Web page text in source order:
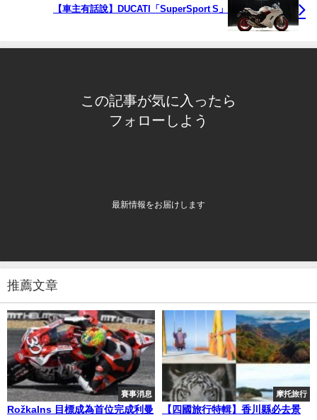
【車主有話說】DUCATI「SuperSport S」
この記事が気に入ったら
フォローしよう
最新情報をお届けします
推薦文章
賽事消息
Rožkalns 目標成為首位完成利曼
摩托旅行
【四國旅行特輯】香川縣必去景